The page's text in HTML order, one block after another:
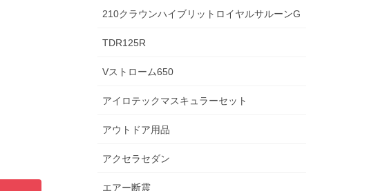
210クラウンハイブリットロイヤルサルーンG
TDR125R
Vストローム650
アイロテックマスキュラーセット
アウトドア用品
アクセラセダン
エアー断震